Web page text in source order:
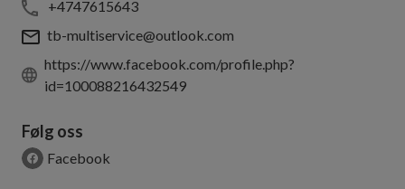
+4747615643
tb-multiservice@outlook.com
https://www.facebook.com/profile.php?
id=100088216432549
Følg oss
Facebook